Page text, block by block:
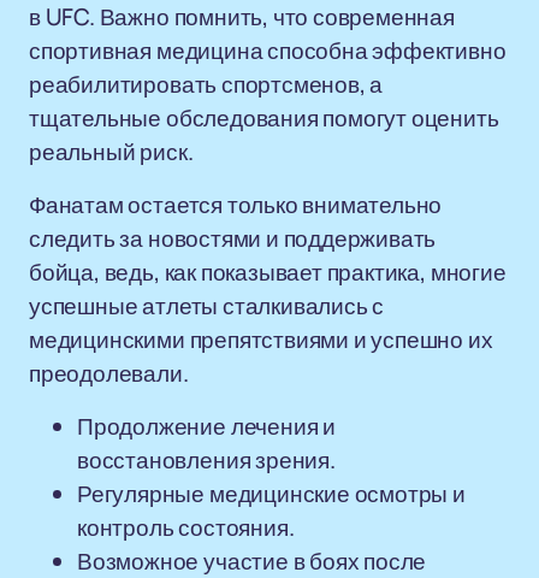
в UFC. Важно помнить, что современная
спортивная медицина способна эффективно
реабилитировать спортсменов, а
тщательные обследования помогут оценить
реальный риск.
Фанатам остается только внимательно
следить за новостями и поддерживать
бойца, ведь, как показывает практика, многие
успешные атлеты сталкивались с
медицинскими препятствиями и успешно их
преодолевали.
Продолжение лечения и
восстановления зрения.
Регулярные медицинские осмотры и
контроль состояния.
Возможное участие в боях после